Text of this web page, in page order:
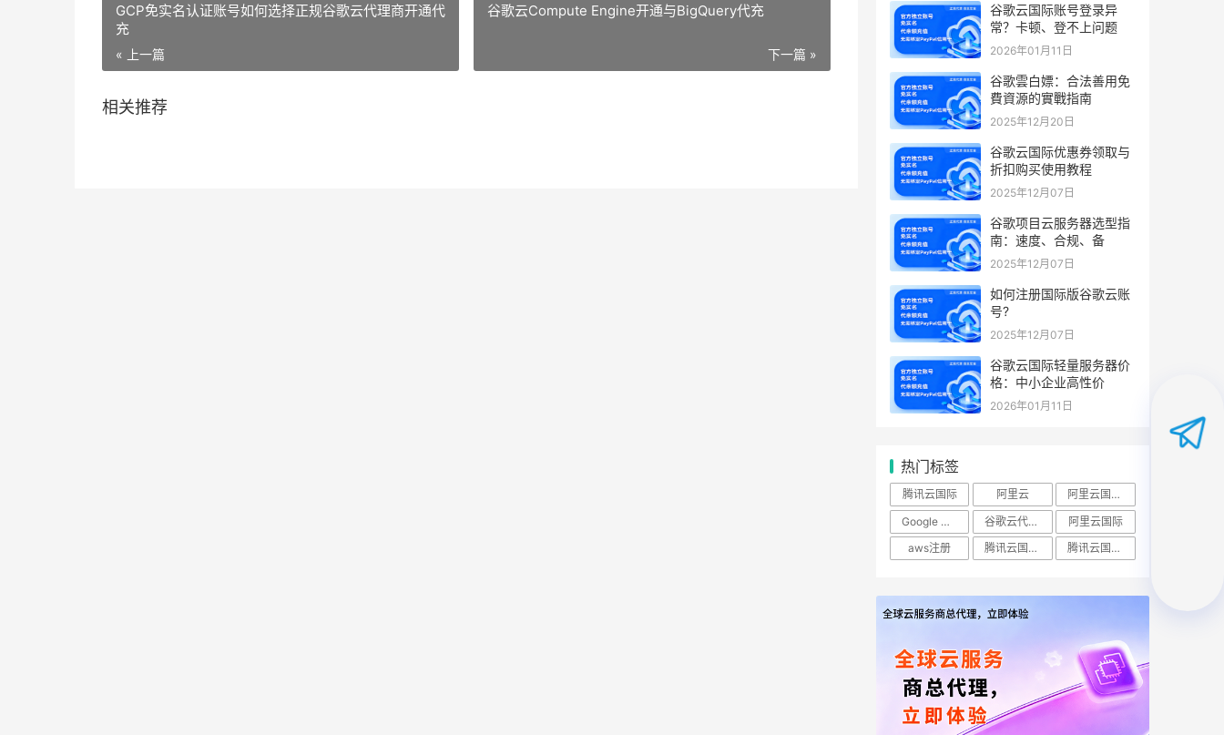
GCP免实名认证账号如何选择正规谷歌云代理商开通代
充
« 上一篇
谷歌云Compute Engine开通与BigQuery代充
下一篇 »
相关推荐
谷歌云国际账号登录异
常？卡顿、登不上问题
2026年01月11日
谷歌雲白嫖：合法善用免
費資源的實戰指南
2025年12月20日
谷歌云国际优惠券领取与
折扣购买使用教程
2025年12月07日
谷歌项目云服务器选型指
南：速度、合规、备
2025年12月07日
如何注册国际版谷歌云账
号?
2025年12月07日
谷歌云国际轻量服务器价
格：中小企业高性价
2026年01月11日
热门标签
腾讯云国际 阿里云
阿里云国际站
Google Cloud
谷歌云代理商
阿里云国际
aws注册
腾讯云国际实名账号 腾讯云国际账号